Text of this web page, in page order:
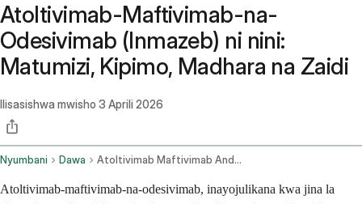
Atoltivimab-Maftivimab-na-
Odesivimab (Inmazeb) ni nini:
Matumizi, Kipimo, Madhara na Zaidi
Ilisasishwa mwisho 3 Aprili 2026
Nyumbani Dawa Atoltivimab Maftivimab And Odesivimab Ebgn Intravenous Route
Atoltivimab-maftivimab-na-odesivimab, inayojulikana kwa jina la